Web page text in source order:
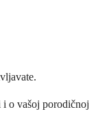
i o vašoj porodičnoj